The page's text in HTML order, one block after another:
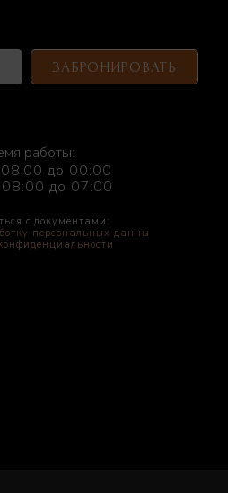
ЗАБРОНИРОВАТЬ
работы:
до 00:00
до 07:00
с документами:
персональных данны